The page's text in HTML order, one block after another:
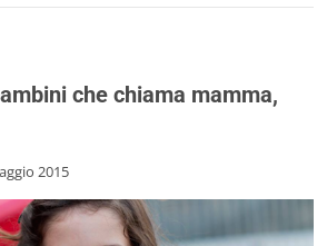
che chiama mamma,
2015